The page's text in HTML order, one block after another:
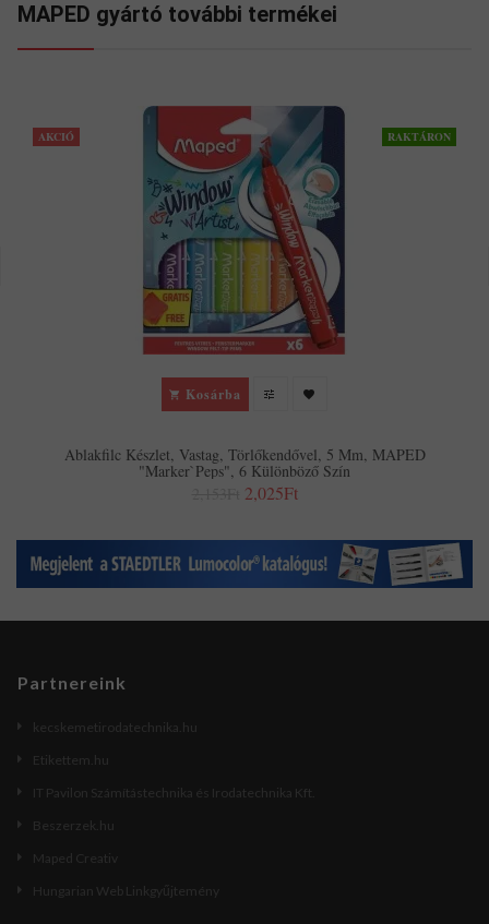
MAPED gyártó további termékei
AKCIÓ RAKTÁRON
Kosárba
Ablakfilc Készlet, Vastag, Törlőkendővel, 5 Mm, MAPED
"Marker`Peps", 6 Különböző Szín
2,025Ft
Partnereink
kecskemetirodatechnika.hu
Etikettem.hu
IT Pavilon Számítástechnika és Irodatechnika Kft.
Beszerzek.hu
Maped Creativ
Hungarian Web Linkgyűjtemény